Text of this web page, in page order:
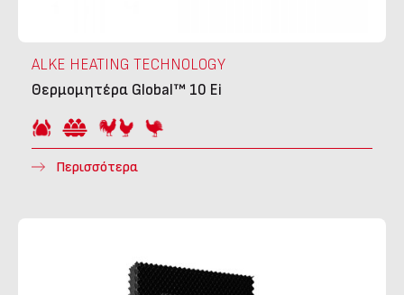
ALKE HEATING TECHNOLOGY
Θερμομητέρα Global™ 10 Ei
Περισσότερα